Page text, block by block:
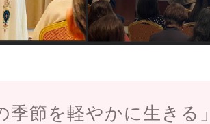
節を軽やかに生きる」